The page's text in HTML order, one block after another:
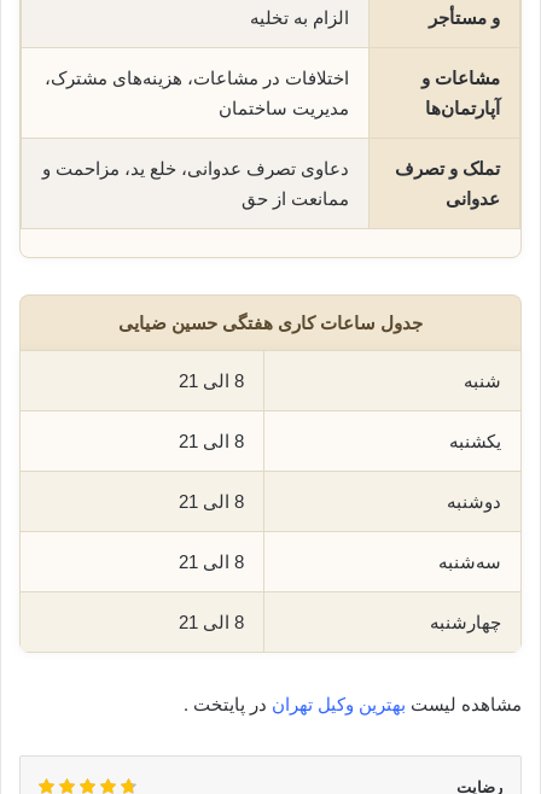
و مستأجر
الزام به تخلیه
مشاعات و
آپارتمان‌ها
اختلافات در مشاعات، هزینه‌های مشترک،
مدیریت ساختمان
تملک و تصرف
عدوانی
دعاوی تصرف عدوانی، خلع ید، مزاحمت و
ممانعت از حق
جدول ساعات کاری هفتگی حسین ضیایی
شنبه 8 الی 21
یکشنبه 8 الی 21
دوشنبه 8 الی 21
سه‌شنبه 8 الی 21
چهارشنبه 8 الی 21
مشاهده لیست بهترین وکیل تهران در پایتخت .
رضایت